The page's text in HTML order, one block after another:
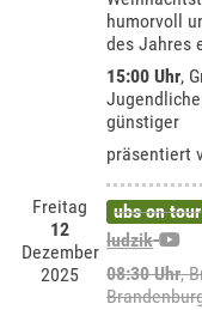
humorvoll
des Jahres
15:00 Uhr,
günstiger
präsentiert
Freitag
12
Dezember
2025
ubs on tour
ludzik
08:30 Uhr,